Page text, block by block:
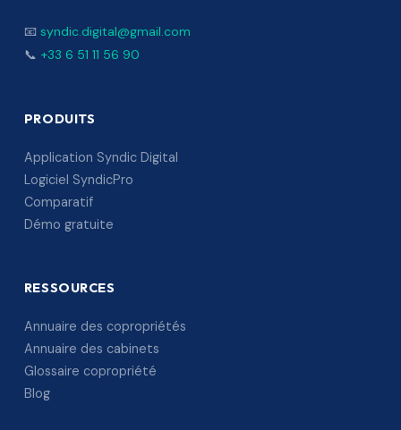
📧 syndic.digital@gmail.com
📞 +33 6 51 11 56 90
PRODUITS
Application Syndic Digital
Logiciel SyndicPro
Comparatif
Démo gratuite
RESSOURCES
Annuaire des copropriétés
Annuaire des cabinets
Glossaire copropriété
Blog